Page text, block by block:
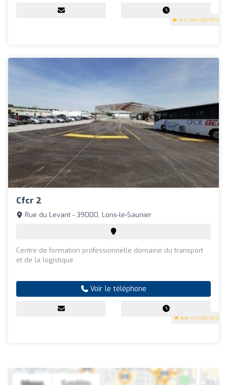
2.7 (46 Opinions)
Cfcr 2
4.6 (13 Opinions)
Rue du Levant - 39000, Lons-le-Saunier
Centre de formation professionnelle domaine du transport
et de la logistique
Voir le téléphone